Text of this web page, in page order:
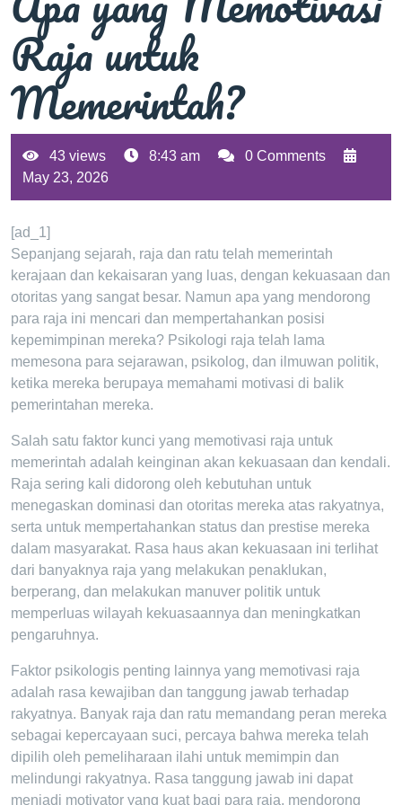
Raja untuk
Memerintah?
43 views 8:43 am
0 Comments
May 23, 2026
[ad_1]
Sepanjang sejarah, raja dan ratu telah memerintah
kerajaan dan kekaisaran yang luas, dengan kekuasaan dan
otoritas yang sangat besar. Namun apa yang mendorong
para raja ini mencari dan mempertahankan posisi
kepemimpinan mereka? Psikologi raja telah lama
memesona para sejarawan, psikolog, dan ilmuwan politik,
ketika mereka berupaya memahami motivasi di balik
pemerintahan mereka.
Salah satu faktor kunci yang memotivasi raja untuk
memerintah adalah keinginan akan kekuasaan dan kendali.
Raja sering kali didorong oleh kebutuhan untuk
menegaskan dominasi dan otoritas mereka atas rakyatnya,
serta untuk mempertahankan status dan prestise mereka
dalam masyarakat. Rasa haus akan kekuasaan ini terlihat
dari banyaknya raja yang melakukan penaklukan,
berperang, dan melakukan manuver politik untuk
memperluas wilayah kekuasaannya dan meningkatkan
pengaruhnya.
Faktor psikologis penting lainnya yang memotivasi raja
adalah rasa kewajiban dan tanggung jawab terhadap
rakyatnya. Banyak raja dan ratu memandang peran mereka
sebagai kepercayaan suci, percaya bahwa mereka telah
dipilih oleh pemeliharaan ilahi untuk memimpin dan
melindungi rakyatnya. Rasa tanggung jawab ini dapat
menjadi motivator yang kuat bagi para raja, mendorong